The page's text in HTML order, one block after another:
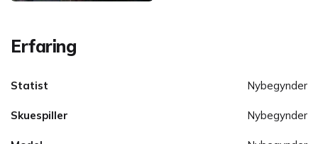
Erfaring
Statist Nybegynder
Skuespiller Nybegynder